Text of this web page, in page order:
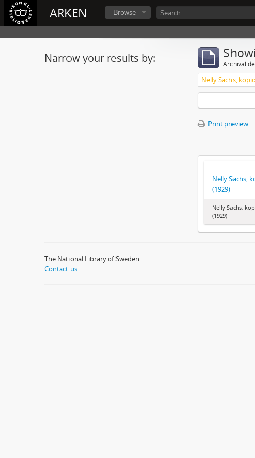
ARKEN Browse
Narrow your results by: Archival
Nelly Sachs,
Print preview
Nelly Sachs,
(1929)
Nelly Sachs,
(1929)
The National Library of Sweden
Contact us